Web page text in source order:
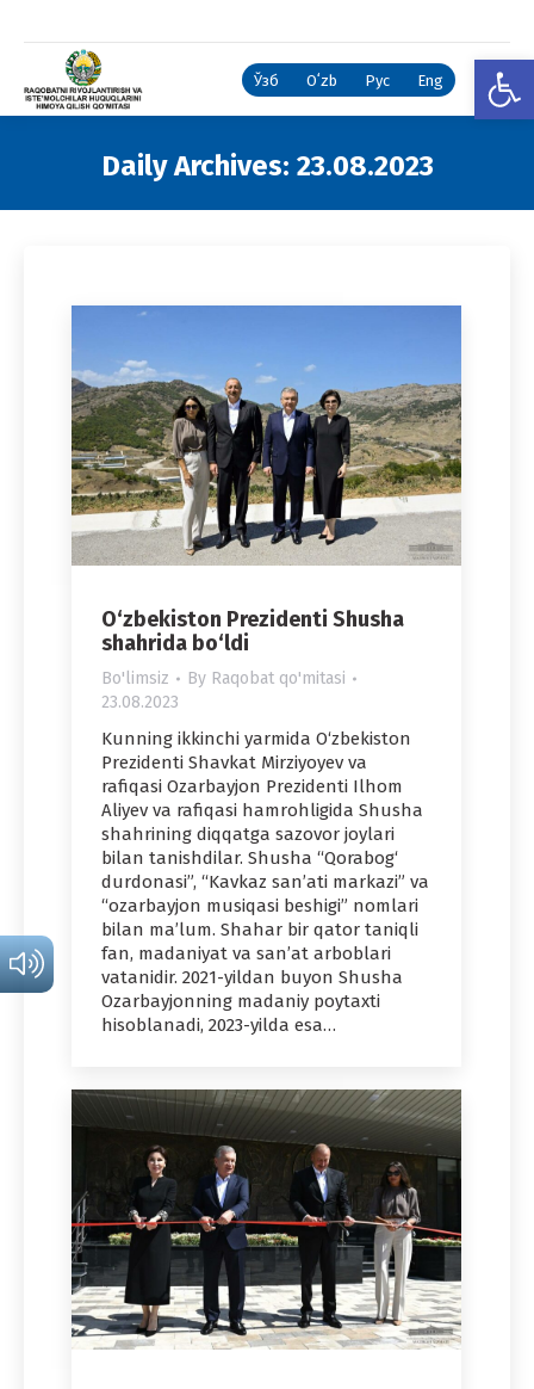
Ўзб Oʻzb Рус Eng
Daily Archives: 23.08.2023
O‘zbekiston Prezidenti Shusha
shahrida bo‘ldi
Bo'limsiz By Raqobat qo'mitasi
23.08.2023
Kunning ikkinchi yarmida O‘zbekiston
Prezidenti Shavkat Mirziyoyev va
rafiqasi Ozarbayjon Prezidenti Ilhom
Aliyev va rafiqasi hamrohligida Shusha
shahrining diqqatga sazovor joylari
bilan tanishdilar. Shusha “Qorabog‘
durdonasi”, “Kavkaz san’ati markazi” va
“ozarbayjon musiqasi beshigi” nomlari
bilan ma’lum. Shahar bir qator taniqli
fan, madaniyat va san’at arboblari
vatanidir. 2021-yildan buyon Shusha
Ozarbayjonning madaniy poytaxti
hisoblanadi, 2023-yilda esa…